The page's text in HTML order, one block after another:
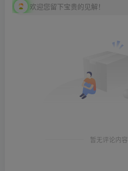
欢迎您留下宝贵的见解！
暂无评论内容